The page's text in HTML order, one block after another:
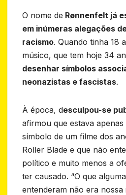
O nome de Rønnenfelt já
em inúmeras alegações
racismo. Quando tinha 18
músico, que tem hoje 34
desenhar símbolos
neonazistas e fascistas.
À época, desculpou-se
afirmou que estava
símbolo de um filme dos
Roller Blade e que não
político e muito menos a
ter causado. “O que
entenderam não era nossa